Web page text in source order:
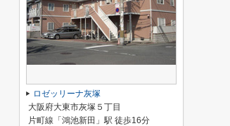
ロゼッリーナ灰塚
大阪府大東市灰塚５丁目
片町線「鴻池新田」駅 徒歩16分